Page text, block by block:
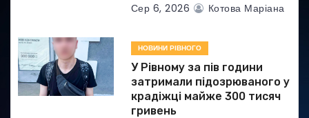
в
Сер 6, 2026 Котова Маріана
НОВИНИ РІВНОГО
У Рівному за пів години
затримали підозрюваного у
крадіжці майже 300 тисяч
гривень